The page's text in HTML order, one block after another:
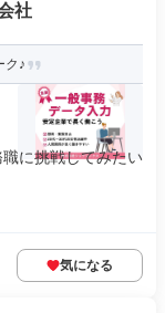
社
ク♪
に挑戦してみたい
気になる